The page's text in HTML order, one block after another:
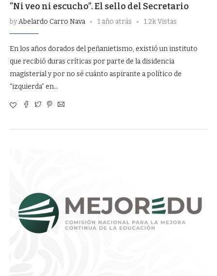
“Ni veo ni escucho”. El sello del Secretario
byAbelardo Carro Nava 1 año atrás 1.2k Vistas
En los años dorados del peñanietismo, existió un instituto
que recibió duras críticas por parte de la disidencia
magisterial y por no sé cuánto aspirante a político de
“izquierda” en…